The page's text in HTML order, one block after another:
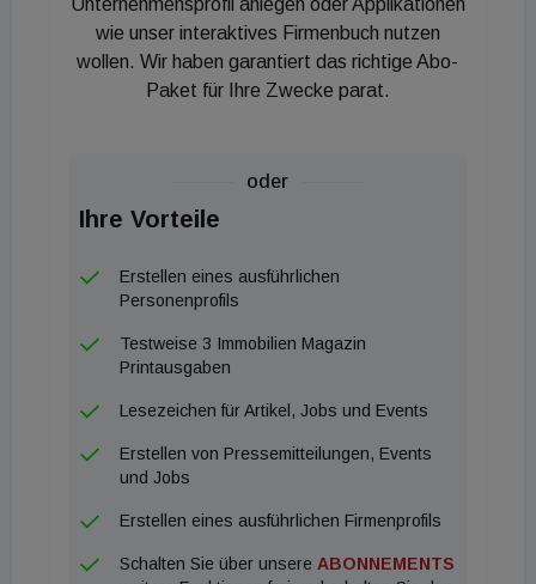
entspannte und grüne Anreise per Bahn.”
Unternehmensprofil anlegen oder Applikationen
wie unser interaktives Firmenbuch nutzen
wollen. Wir haben garantiert das richtige Abo-
Paket für Ihre Zwecke parat.
oder
Ihre Vorteile
Erstellen eines ausführlichen
Personenprofils
Testweise 3 Immobilien Magazin
Printausgaben
Lesezeichen für Artikel, Jobs und Events
Erstellen von Pressemitteilungen, Events
und Jobs
Erstellen eines ausführlichen Firmenprofils
Schalten Sie über unsere ABONNEMENTS